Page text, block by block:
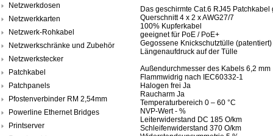
Netzwerkdosen
Netzwerkkarten
Netzwerk-Rohkabel
Netzwerkschränke und Zubehör
Netzwerkstecker
Patchkabel
Patchpanels
Pfostenverbinder RM 2,54mm
Powerline Ethernet Bridges
Printserver
Das geschirmte Cat.6 RJ45
Querschnitt 4 x 2 x AWG27/7
100% Kupferkabel
geeignet für PoE / PoE+
Gegossene Knickschutztülle (patentiert)
Längenaufdruck auf der Tülle
Außendurchmesser des Kabels 6,2 mm
Flammwidrig nach IEC60332-1
Halogen frei Ja
Raucharm Ja
Temperaturbereich 0 – 60 °C
NVP-Wert - %
Leiterwiderstand DC 185 O/km
Schleifenwiderstand 370 O/km